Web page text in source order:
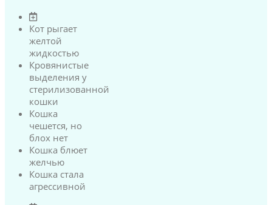
Кот рыгает
желтой
жидкостью
Кровянистые
выделения у
стерилизованной
кошки
Кошка
чешется, но
блох нет
Кошка блюет
желчью
Кошка стала
агрессивной